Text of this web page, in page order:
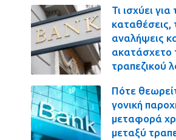
Τι ισχύει για
καταθέσεις,
αναλήψεις
ακατάσχετο
τραπεζικού
Πότε
γονική
μεταφορά
μεταξύ